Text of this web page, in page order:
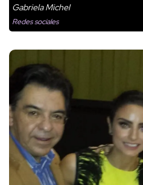
Gabriela Michel
Redes sociales